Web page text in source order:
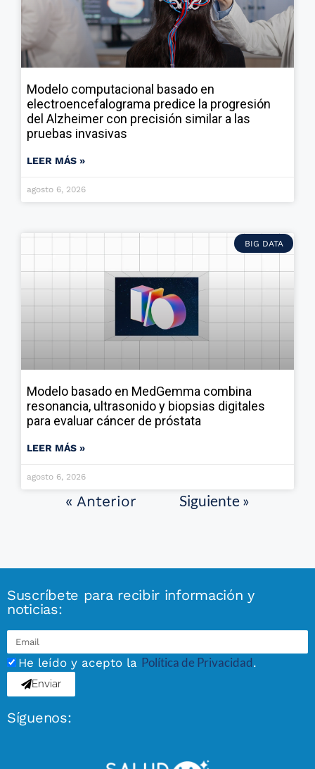
Modelo computacional basado en
electroencefalograma predice la progresión
del Alzheimer con precisión similar a las
pruebas invasivas
LEER MÁS »
agosto 6, 2026
BIG DATA
Modelo basado en MedGemma combina
resonancia, ultrasonido y biopsias digitales
para evaluar cáncer de próstata
LEER MÁS »
agosto 6, 2026
« Anterior Siguiente »
Suscríbete para recibir información y
noticias:
He leído y acepto la Política de Privacidad.
Enviar
Síguenos: